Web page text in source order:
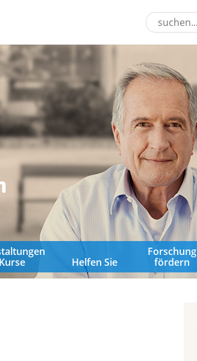
Helfen Sie
Forschung
fördern